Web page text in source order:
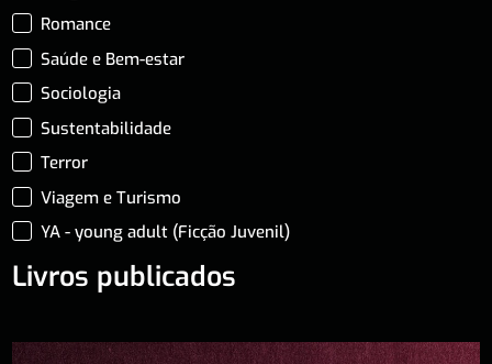
Romance
Saúde e Bem-estar
Sociologia
Sustentabilidade
Terror
Viagem e Turismo
YA - young adult (Ficção Juvenil)
Livros publicados